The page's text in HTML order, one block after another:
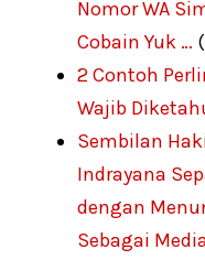
Nomor WA
Cobain Yuk …
2 Contoh
Wajib
Sembilan
Indrayana
dengan
Sebagai